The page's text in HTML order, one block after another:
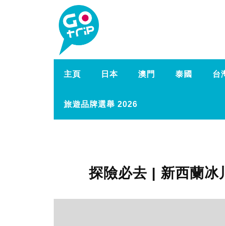
主頁 日本 澳門 泰國 台
旅遊品牌選舉 2026
探險必去 | 新西蘭